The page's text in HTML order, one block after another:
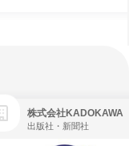
株式会社KADOKAWA
出版社・新聞社